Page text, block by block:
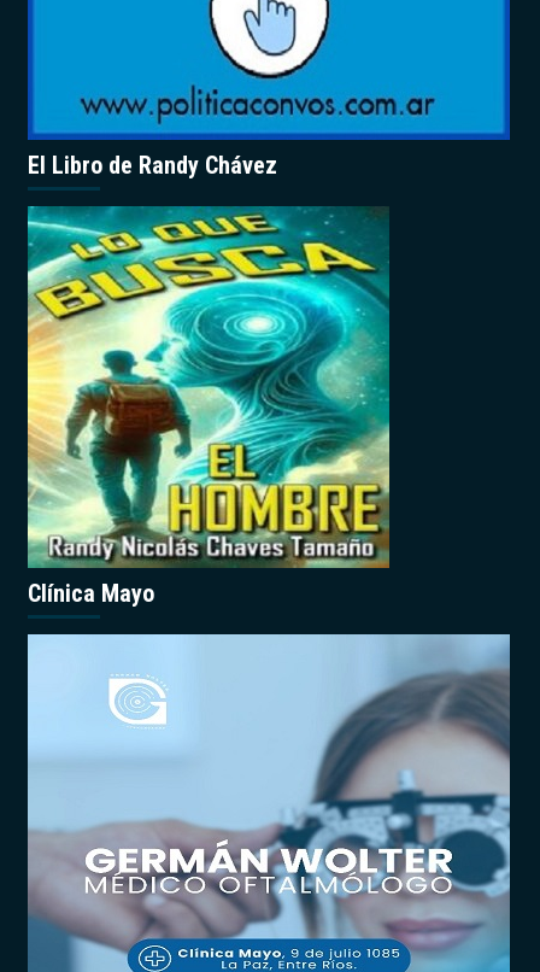
El Libro de Randy Chávez
Clínica Mayo